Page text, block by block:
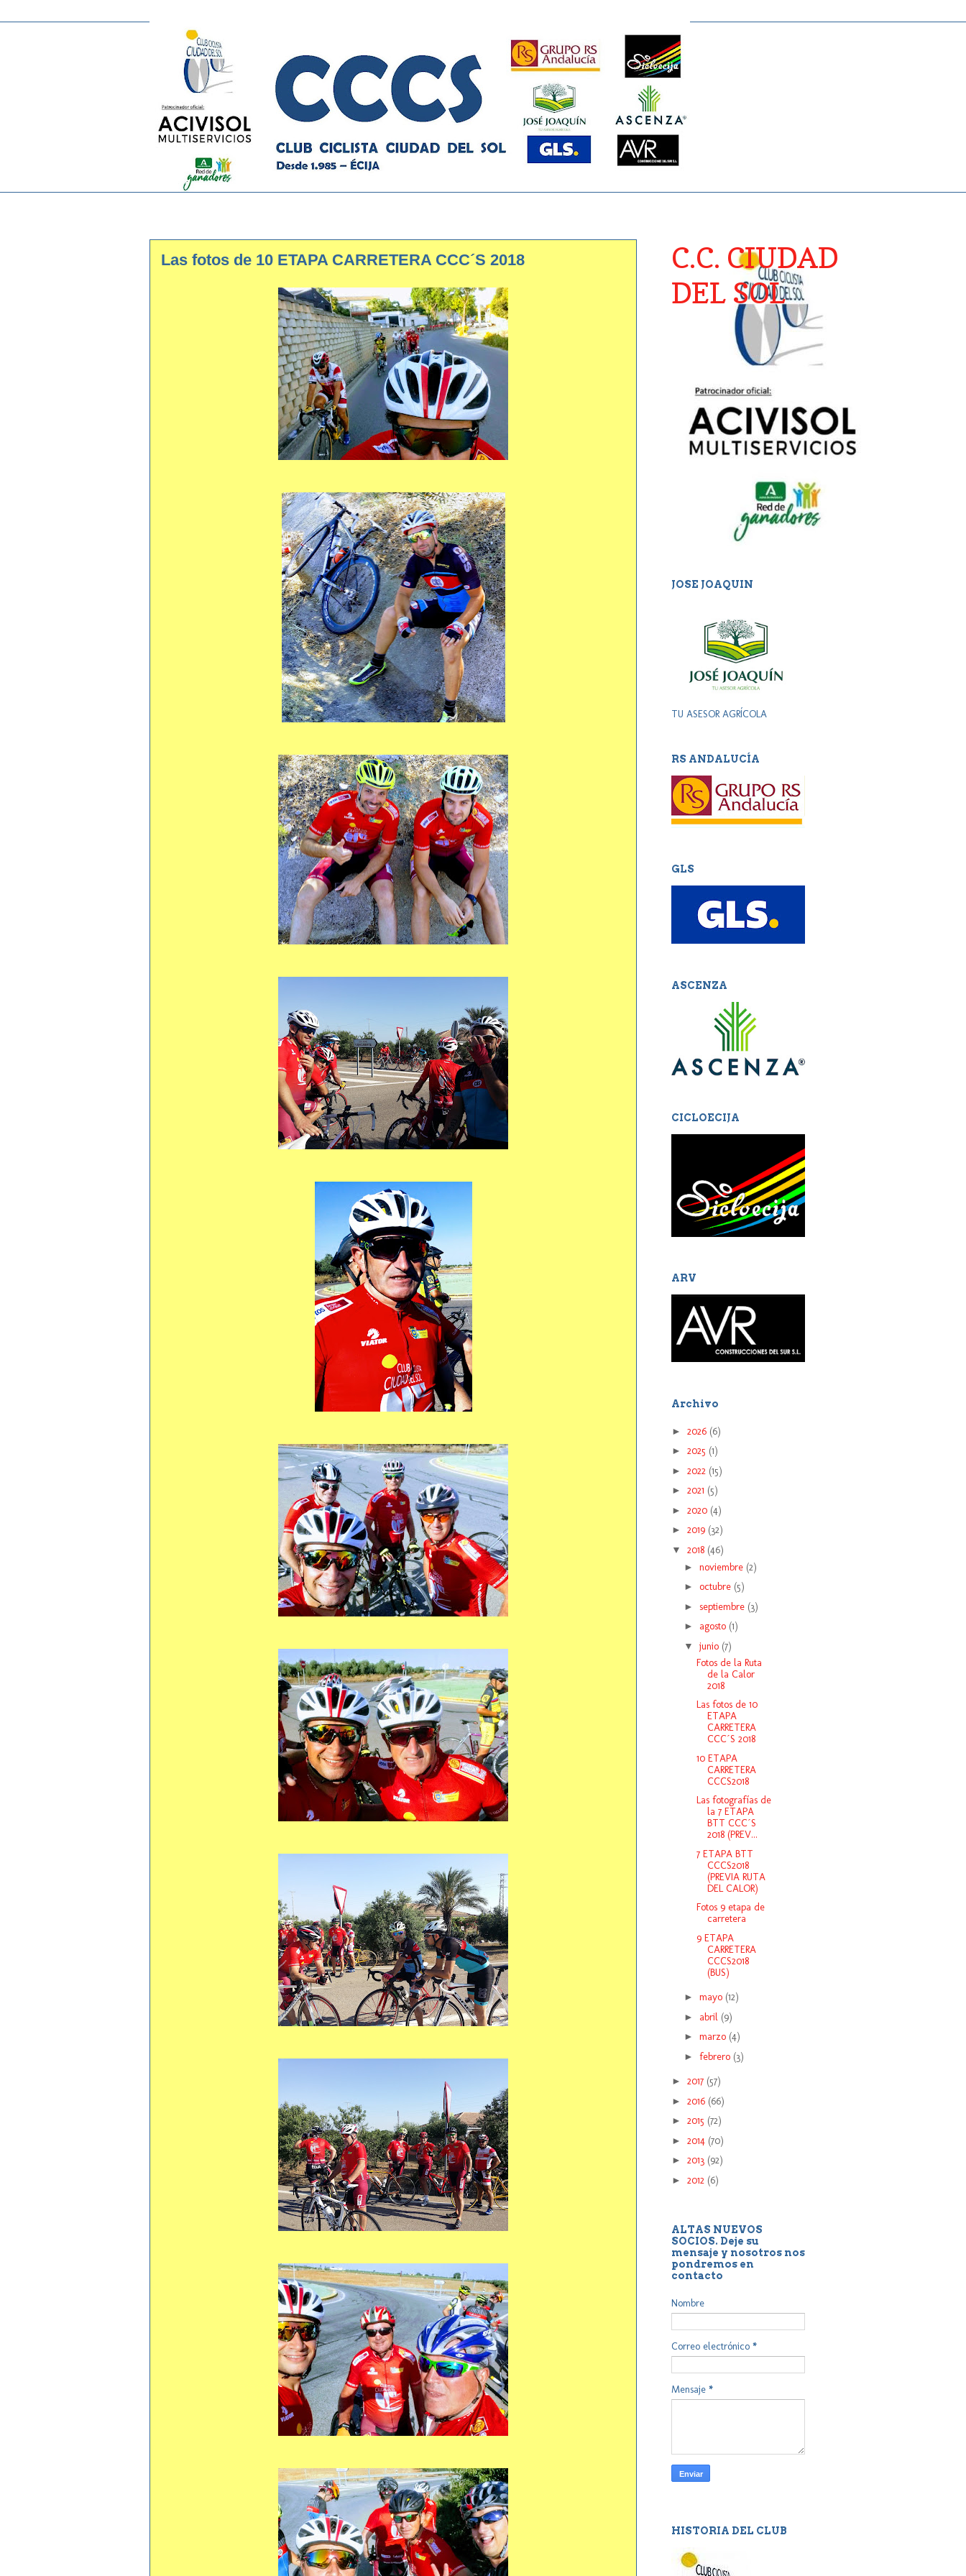
Las fotos de 10 ETAPA CARRETERA CCC´S 2018
C.C. CIUDAD
DEL SOL
JOSE JOAQUIN
TU ASESOR AGRÍCOLA
RS ANDALUCÍA
GLS
ASCENZA
CICLOECIJA
ARV
Archivo
► 2026 (6)
► 2025 (1)
► 2022 (15)
► 2021 (5)
► 2020 (4)
► 2019 (32)
▼ 2018 (46)
► noviembre (2)
► octubre (5)
► septiembre (3)
► agosto (1)
▼ junio (7)
Fotos de la Ruta
de la Calor
2018
Las fotos de 10
ETAPA
CARRETERA
CCC´S 2018
10 ETAPA
CARRETERA
CCCS2018
Las fotografías de
la 7 ETAPA
BTT CCC´S
2018 (PREV...
7 ETAPA BTT
CCCS2018
(PREVIA RUTA
DEL CALOR)
Fotos 9 etapa de
carretera
9 ETAPA
CARRETERA
CCCS2018
(BUS)
► mayo (12)
► abril (9)
► marzo (4)
► febrero (3)
► 2017 (57)
► 2016 (66)
► 2015 (72)
► 2014 (70)
► 2013 (92)
► 2012 (6)
ALTAS NUEVOS
SOCIOS. Deje su
mensaje y nosotros nos
pondremos en
contacto
Nombre
Correo electrónico *
Mensaje *
HISTORIA DEL CLUB